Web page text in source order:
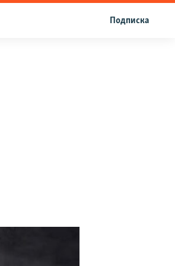
Подписка